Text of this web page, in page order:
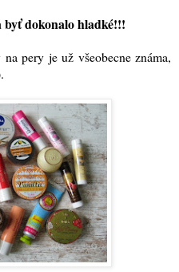
dokonalo hladké!!!
pery je už všeobecne známa,
.